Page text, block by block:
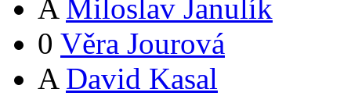
A Miloslav Janulík
0 Věra Jourová
A David Kasal